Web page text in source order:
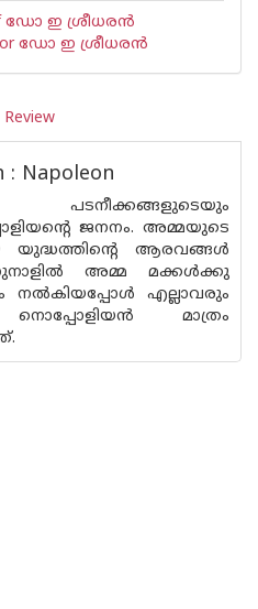
ഡോ ഇ ശ്രീധരന്‍
ഡോ ഇ ശ്രീധരന്‍
: Napoleon
ജനനം. അമ്മയുടെ
യുദ്ധത്തിന്റെ ആരവങ്ങള്‍
അമ്മ മക്കള്‍ക്കു
നല്‍കിയപ്പോള്‍ എല്ലാവരും
മാത്രം